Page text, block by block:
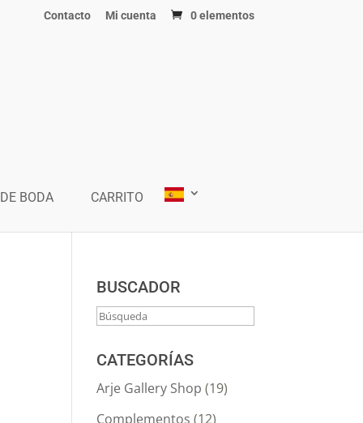
Contacto Mi cuenta 0 elementos
BODA CARRITO
BUSCADOR
CATEGORÍAS
Arje Gallery Shop (19)
Complementos (12)